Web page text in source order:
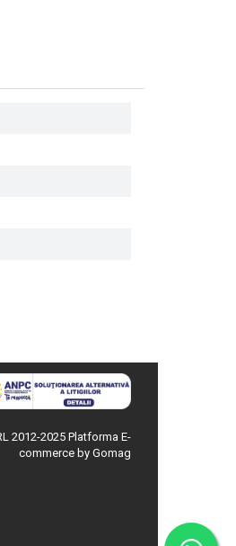
2012-2025 Platforma E-
commerce by Gomag